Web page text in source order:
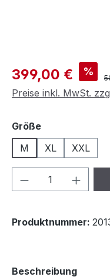
Verkaufspreis:
399,00 € %
Preise inkl. MwSt.
Größeauswählen
M
XL XXL
Produkt
Produktnummer:
Beschreibung